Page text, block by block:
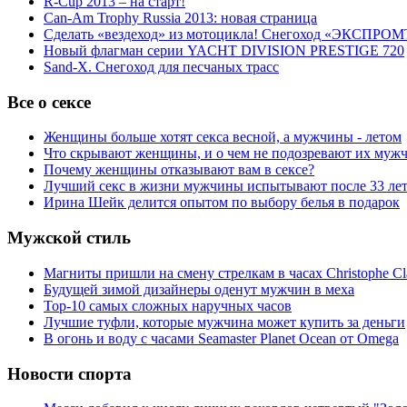
Can-Am Trophy Russia 2013: новая страница
Сделать «вездеход» из мотоцикла! Снегоход
Новый флагман серии YACHT DIVISION PRESTIGE 720
Sand-X. Снегоход для песчаных трасс
Все о сексе
Женщины больше хотят секса весной, а мужчины - летом
Что скрывают женщины, и о чем не подозревают их
Почему женщины отказывают вам в сексе?
Лучший секс в жизни мужчины испытывают после 33 лет
Ирина Шейк делится опытом по выбору белья в подарок
Мужской стиль
Магниты пришли на смену стрелкам в часах Christophe
Будущей зимой дизайнеры оденут мужчин в меха
Top-10 самых сложных наручных часов
Лучшие туфли, которые мужчина может купить за деньги
В огонь и воду с часами Seamaster Planet Ocean от Omega
Новости спорта